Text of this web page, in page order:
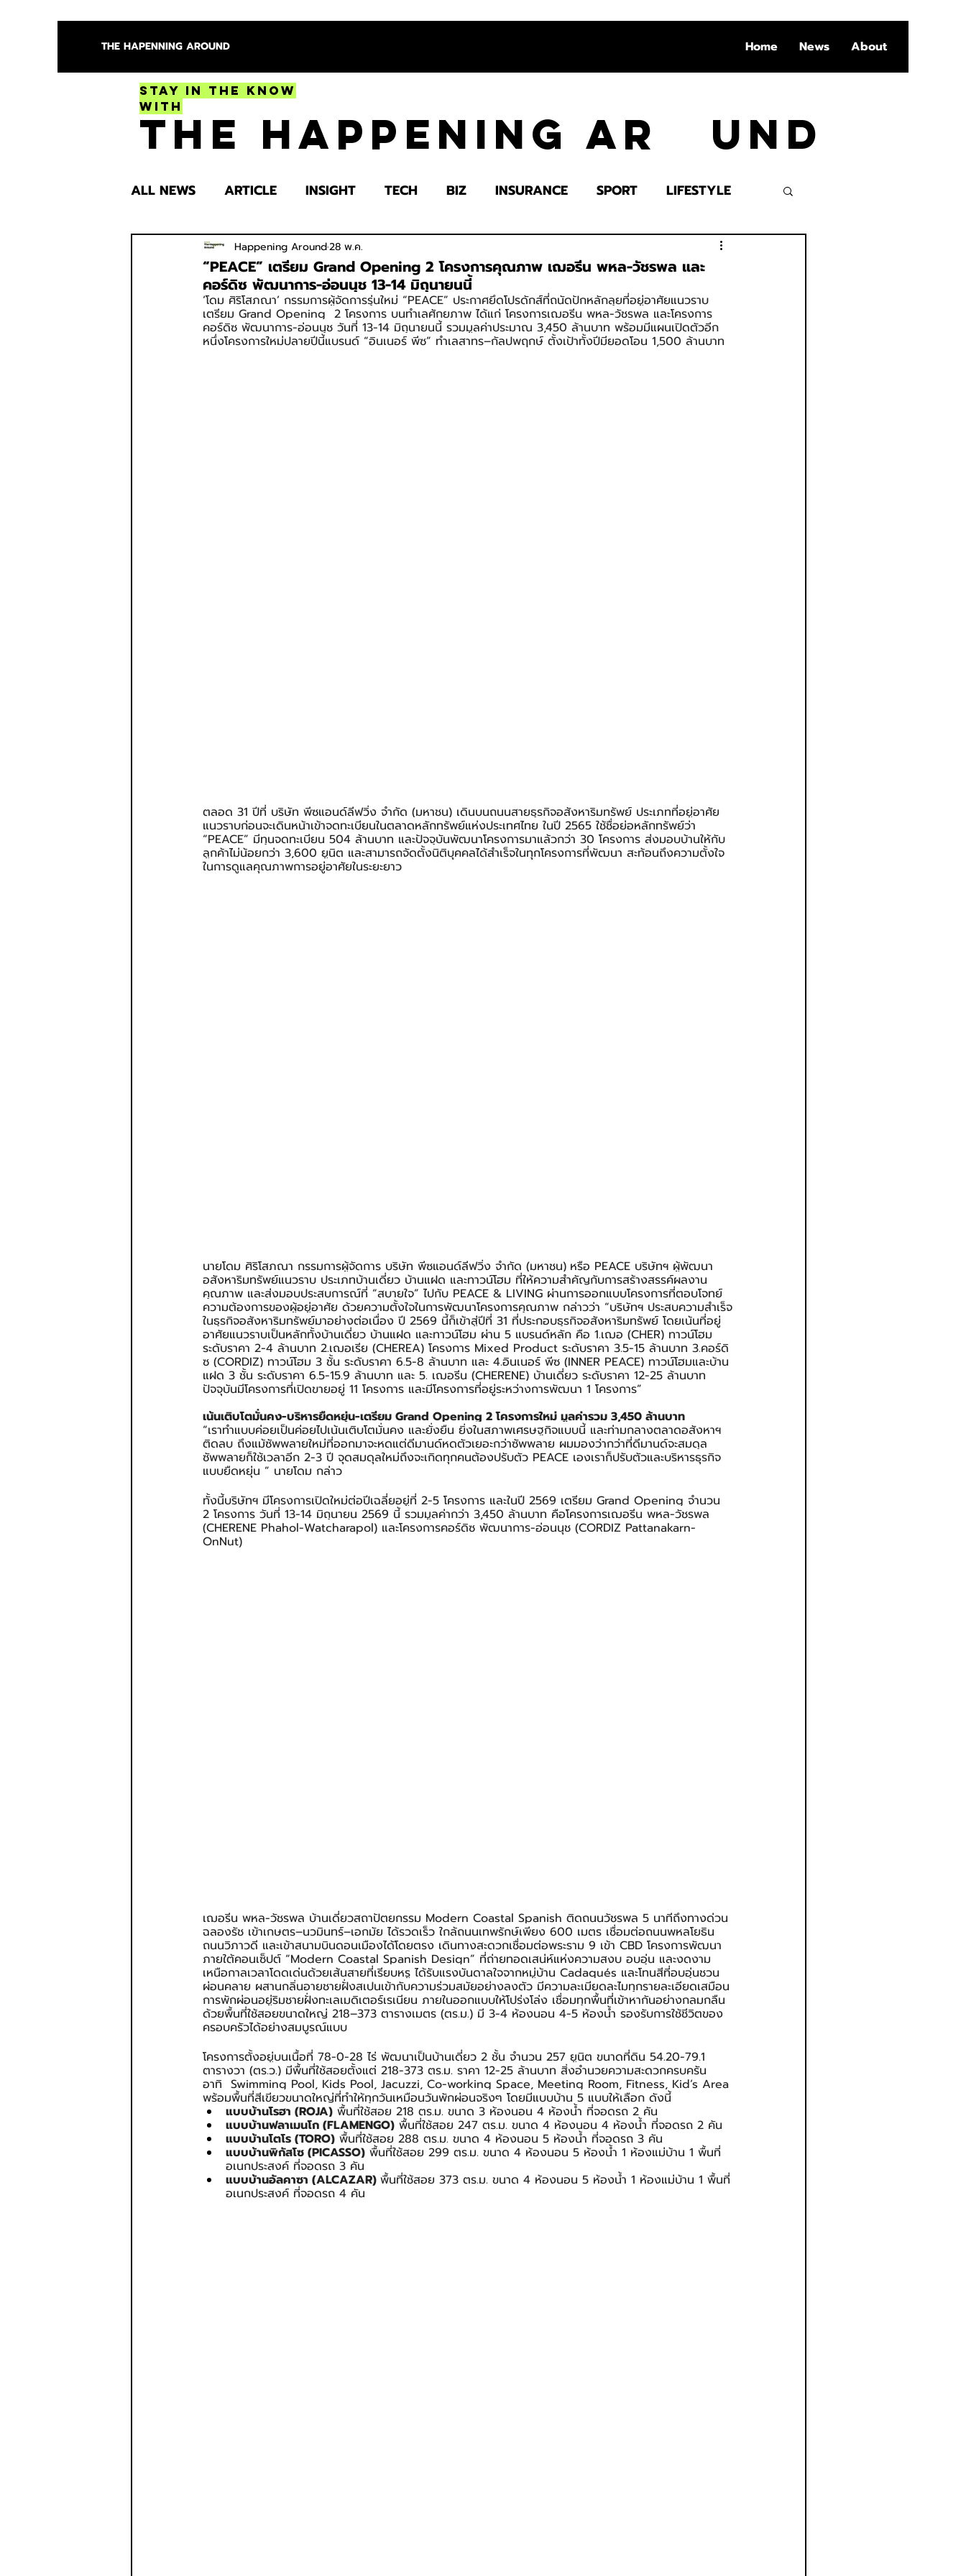
THE HAPENNING AROUND Home News About
Stay in the Know
With
The Happening Ar und
ALL NEWS ARTICLE INSIGHT TECH BIZ INSURANCE SPORT LIFESTYLE
ENTERTAINMENT HEALTH
SPOTLIGHT TRY
“PEACE” เตรียม Grand Opening 2 โครงการคุณภาพ เฌอรีน พหล-วัชรพล และ
คอร์ดิซ พัฒนาการ-อ่อนนุช 13-14 มิถุนายนนี้
Happening Around28 พ.ค.
‘โดม ศิริโสภณา’ กรรมการผู้จัดการรุ่นใหม่ “PEACE” ประกาศยึดโปรดักส์ที่ถนัดปักหลักลุยที่อยู่อาศัยแนวราบ
เตรียม Grand Opening  2 โครงการ บนทำเลศักยภาพ ได้แก่ โครงการเฌอรีน พหล-วัชรพล และโครงการ
คอร์ดิซ พัฒนาการ-อ่อนนุช วันที่ 13-14 มิถุนายนนี้ รวมมูลค่าประมาณ 3,450 ล้านบาท พร้อมมีแผนเปิดตัวอีก
หนึ่งโครงการใหม่ปลายปีนี้แบรนด์ “อินเนอร์ พีซ” ทำเลสาทร–กัลปพฤกษ์ ตั้งเป้าทั้งปีมียอดโอน 1,500 ล้านบาท
ตลอด 31 ปีที่ บริษัท พีซแอนด์ลีฟวิ่ง จำกัด (มหาชน) เดินบนถนนสายธุรกิจอสังหาริมทรัพย์ ประเภทที่อยู่อาศัย
แนวราบก่อนจะเดินหน้าเข้าจดทะเบียนในตลาดหลักทรัพย์แห่งประเทศไทย ในปี 2565 ใช้ชื่อย่อหลักทรัพย์ว่า
“PEACE” มีทุนจดทะเบียน 504 ล้านบาท และปัจจุบันพัฒนาโครงการมาแล้วกว่า 30 โครงการ ส่งมอบบ้านให้กับ
ลูกค้าไม่น้อยกว่า 3,600 ยูนิต และสามารถจัดตั้งนิติบุคคลได้สำเร็จในทุกโครงการที่พัฒนา สะท้อนถึงความตั้งใจ
ในการดูแลคุณภาพการอยู่อาศัยในระยะยาว
นายโดม ศิริโสภณา กรรมการผู้จัดการ บริษัท พีซแอนด์ลีฟวิ่ง จำกัด (มหาชน) หรือ PEACE บริษัทฯ ผู้พัฒนา
อสังหาริมทรัพย์แนวราบ ประเภทบ้านเดี่ยว บ้านแฝด และทาวน์โฮม ที่ให้ความสำคัญกับการสร้างสรรค์ผลงาน
คุณภาพ และส่งมอบประสบการณ์ที่ “สบายใจ” ไปกับ PEACE & LIVING ผ่านการออกแบบโครงการที่ตอบโจทย์
ความต้องการของผู้อยู่อาศัย ด้วยความตั้งใจในการพัฒนาโครงการคุณภาพ กล่าวว่า “บริษัทฯ ประสบความสำเร็จ
ในธุรกิจอสังหาริมทรัพย์มาอย่างต่อเนื่อง ปี 2569 นี้ก็เข้าสู่ปีที่ 31 ที่ประกอบธุรกิจอสังหาริมทรัพย์ โดยเน้นที่อยู่
อาศัยแนวราบเป็นหลักทั้งบ้านเดี่ยว บ้านแฝด และทาวน์โฮม ผ่าน 5 แบรนด์หลัก คือ 1.เฌอ (CHER) ทาวน์โฮม
ระดับราคา 2-4 ล้านบาท 2.เฌอเรีย (CHEREA) โครงการ Mixed Product ระดับราคา 3.5-15 ล้านบาท 3.คอร์ดิ
ซ (CORDIZ) ทาวน์โฮม 3 ชั้น ระดับราคา 6.5-8 ล้านบาท และ 4.อินเนอร์ พีซ (INNER PEACE) ทาวน์โฮมและบ้าน
แฝด 3 ชั้น ระดับราคา 6.5-15.9 ล้านบาท และ 5. เฌอรีน (CHERENE) บ้านเดี่ยว ระดับราคา 12-25 ล้านบาท
ปัจจุบันมีโครงการที่เปิดขายอยู่ 11 โครงการ และมีโครงการที่อยู่ระหว่างการพัฒนา 1 โครงการ”
เน้นเติบโตมั่นคง-บริหารยืดหยุ่น-เตรียม Grand Opening 2 โครงการใหม่ มูลค่ารวม 3,450 ล้านบาท
“เราทำแบบค่อยเป็นค่อยไปเน้นเติบโตมั่นคง และยั่งยืน ยิ่งในสภาพเศรษฐกิจแบบนี้ และท่ามกลางตลาดอสังหาฯ
ติดลบ ถึงแม้ซัพพลายใหม่ที่ออกมาจะหดแต่ดีมานด์หดตัวเยอะกว่าซัพพลาย ผมมองว่ากว่าที่ดีมานด์จะสมดุล
ซัพพลายก็ใช้เวลาอีก 2-3 ปี จุดสมดุลใหม่ถึงจะเกิดทุกคนต้องปรับตัว PEACE เองเราก็ปรับตัวและบริหารธุรกิจ
แบบยืดหยุ่น ” นายโดม กล่าว
ทั้งนี้บริษัทฯ มีโครงการเปิดใหม่ต่อปีเฉลี่ยอยู่ที่ 2-5 โครงการ และในปี 2569 เตรียม Grand Opening จำนวน
2 โครงการ วันที่ 13-14 มิถุนายน 2569 นี้ รวมมูลค่ากว่า 3,450 ล้านบาท คือโครงการเฌอรีน พหล-วัชรพล
(CHERENE Phahol-Watcharapol) และโครงการคอร์ดิซ พัฒนาการ-อ่อนนุช (CORDIZ Pattanakarn-
OnNut)
เฌอรีน พหล-วัชรพล บ้านเดี่ยวสถาปัตยกรรม Modern Coastal Spanish ติดถนนวัชรพล 5 นาทีถึงทางด่วน
ฉลองรัช เข้าเกษตร–นวมินทร์–เอกมัย ได้รวดเร็ว ใกล้ถนนเทพรักษ์เพียง 600 เมตร เชื่อมต่อถนนพหลโยธิน
ถนนวิภาวดี และเข้าสนามบินดอนเมืองได้โดยตรง เดินทางสะดวกเชื่อมต่อพระราม 9 เข้า CBD โครงการพัฒนา
ภายใต้คอนเซ็ปต์ “Modern Coastal Spanish Design” ที่ถ่ายทอดเสน่ห์แห่งความสงบ อบอุ่น และงดงาม
เหนือกาลเวลาโดดเด่นด้วยเส้นสายที่เรียบหรู ได้รับแรงบันดาลใจจากหมู่บ้าน Cadaqués และโทนสีที่อบอุ่นชวน
ผ่อนคลาย ผสานกลิ่นอายชายฝั่งสเปนเข้ากับความร่วมสมัยอย่างลงตัว มีความละเมียดละไมทุกรายละเอียดเสมือน
การพักผ่อนอยู่ริมชายฝั่งทะเลเมดิเตอร์เรเนียน ภายในออกแบบให้โปร่งโล่ง เชื่อมทุกพื้นที่เข้าหากันอย่างกลมกลืน
ด้วยพื้นที่ใช้สอยขนาดใหญ่ 218–373 ตารางเมตร (ตร.ม.) มี 3-4 ห้องนอน 4-5 ห้องน้ำ รองรับการใช้ชีวิตของ
ครอบครัวได้อย่างสมบูรณ์แบบ
โครงการตั้งอยู่บนเนื้อที่ 78-0-28 ไร่ พัฒนาเป็นบ้านเดี่ยว 2 ชั้น จำนวน 257 ยูนิต ขนาดที่ดิน 54.20-79.1
ตารางวา (ตร.ว.) มีพื้นที่ใช้สอยตั้งแต่ 218-373 ตร.ม. ราคา 12-25 ล้านบาท สิ่งอำนวยความสะดวกครบครัน
อาทิ  Swimming Pool, Kids Pool, Jacuzzi, Co-working Space, Meeting Room, Fitness, Kid’s Area
พร้อมพื้นที่สีเขียวขนาดใหญ่ที่ทำให้ทุกวันเหมือนวันพักผ่อนจริงๆ โดยมีแบบบ้าน 5 แบบให้เลือก ดังนี้
แบบบ้านโรฮา (ROJA) พื้นที่ใช้สอย 218 ตร.ม. ขนาด 3 ห้องนอน 4 ห้องน้ำ ที่จอดรถ 2 คัน
แบบบ้านฟลาเมนโก (FLAMENGO) พื้นที่ใช้สอย 247 ตร.ม. ขนาด 4 ห้องนอน 4 ห้องน้ำ ที่จอดรถ 2 คัน
แบบบ้านโตโร (TORO) พื้นที่ใช้สอย 288 ตร.ม. ขนาด 4 ห้องนอน 5 ห้องน้ำ ที่จอดรถ 3 คัน
แบบบ้านพิกัสโซ (PICASSO) พื้นที่ใช้สอย 299 ตร.ม. ขนาด 4 ห้องนอน 5 ห้องน้ำ 1 ห้องแม่บ้าน 1 พื้นที่
อเนกประสงค์ ที่จอดรถ 3 คัน
แบบบ้านอัลคาซา (ALCAZAR) พื้นที่ใช้สอย 373 ตร.ม. ขนาด 4 ห้องนอน 5 ห้องน้ำ 1 ห้องแม่บ้าน 1 พื้นที่
อเนกประสงค์ ที่จอดรถ 4 คัน